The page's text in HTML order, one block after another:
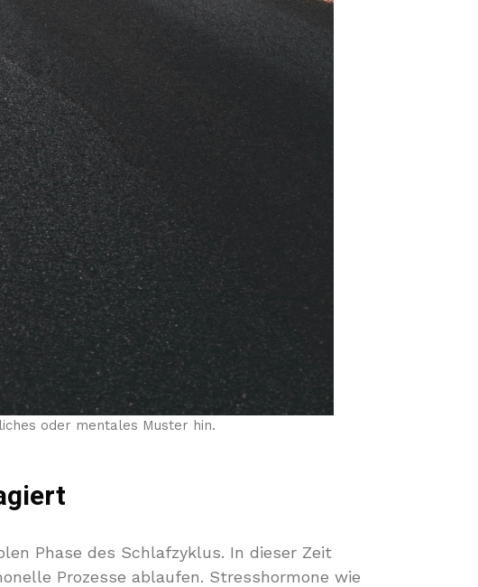
oder mentales Muster hin.
Phase des Schlafzyklus. In dieser Zeit
Prozesse ablaufen. Stresshormone wie